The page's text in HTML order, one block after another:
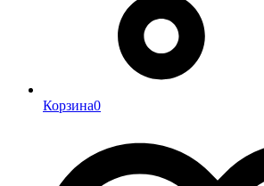
Корзина0